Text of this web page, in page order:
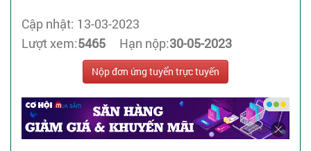
Cập nhật: 13-03-2023
Lượt xem:5465 Hạn nộp:30-05-2023
Nộp đơn ứng tuyển trực tuyến